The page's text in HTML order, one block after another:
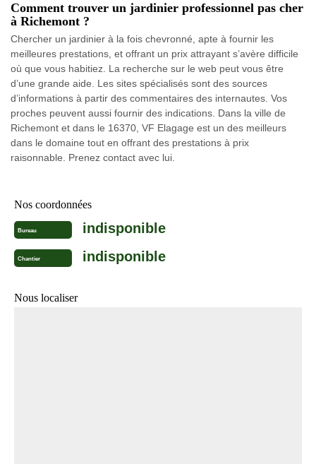
Comment trouver un jardinier professionnel pas cher
à Richemont ?
Chercher un jardinier à la fois chevronné, apte à fournir les
meilleures prestations, et offrant un prix attrayant s’avère difficile
où que vous habitiez. La recherche sur le web peut vous être
d’une grande aide. Les sites spécialisés sont des sources
d’informations à partir des commentaires des internautes. Vos
proches peuvent aussi fournir des indications. Dans la ville de
Richemont et dans le 16370, VF Elagage est un des meilleurs
dans le domaine tout en offrant des prestations à prix
raisonnable. Prenez contact avec lui.
Nos coordonnées
Bureau indisponible
Chantier indisponible
Nous localiser